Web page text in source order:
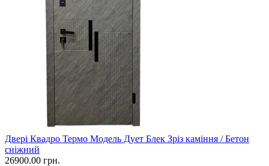
Двері Квадро Термо Модель Дует Блек Зріз каміння / Бетон
сніжний
26900.00 грн.